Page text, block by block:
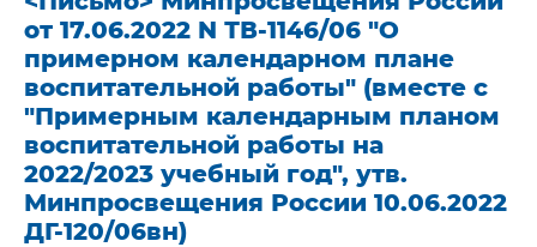
от 17.06.2022 N ТВ-1146/06 "О
примерном календарном плане
воспитательной работы" (вместе с
"Примерным календарным планом
воспитательной работы на
2022/2023 учебный год", утв.
Минпросвещения России 10.06.2022
ДГ-120/06вн)